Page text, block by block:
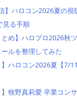
】ハロコン2026夏の
見る手順
とめ】ハロプロ2026秋
ルを整理してみた
】ハロコン2026夏【7/
】牧野真莉愛 卒業コン